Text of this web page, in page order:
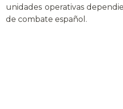
unidades operativas
de combate español.